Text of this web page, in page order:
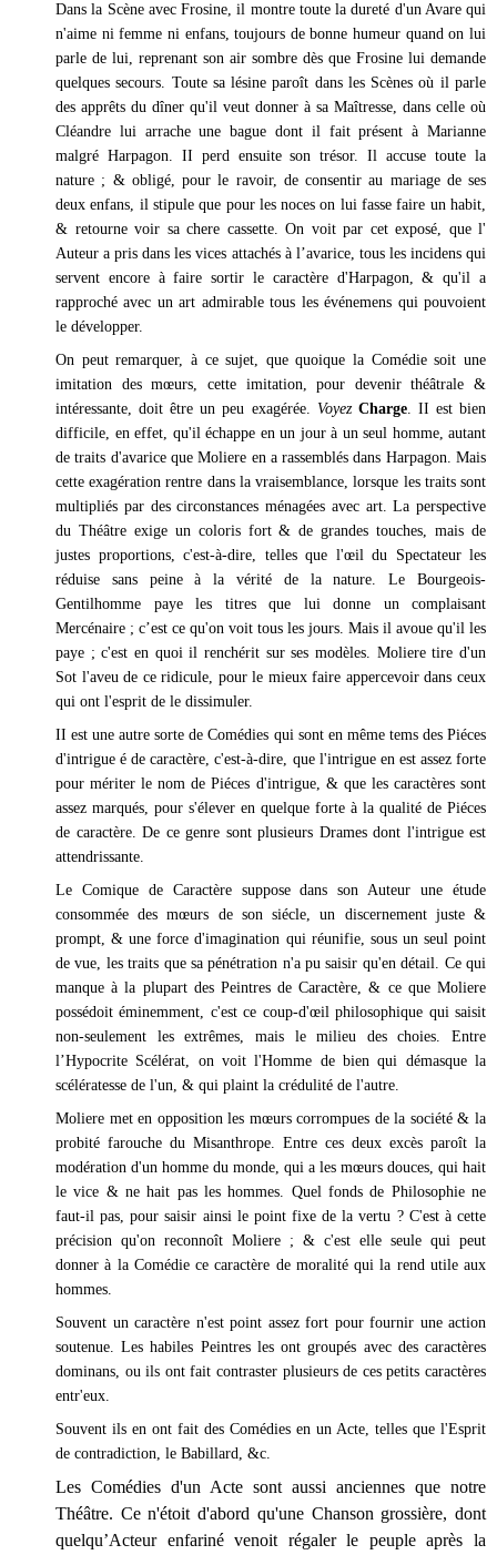
Dans la Scène avec Frosine, il montre toute la dureté d'un Avare qui
n'aime ni femme ni enfans, toujours de bonne humeur quand on lui
parle de lui, reprenant son air sombre dès que Frosine lui demande
quelques secours. Toute sa lésine paroît dans les Scènes où il parle
des apprêts du dîner qu'il veut donner à sa Maîtresse, dans celle où
Cléandre lui arrache une bague dont il fait présent à Marianne
malgré Harpagon. II perd ensuite son trésor. Il accuse toute la
nature ; & obligé, pour le ravoir, de consentir au mariage de ses
deux enfans, il stipule que pour les noces on lui fasse faire un habit,
& retourne voir sa chere cassette. On voit par cet exposé, que l'
Auteur a pris dans les vices attachés à l’avarice, tous les incidens qui
servent encore à faire sortir le caractère d'Harpagon, & qu'il a
rapproché avec un art admirable tous les événemens qui pouvoient
le développer.
On peut remarquer, à ce sujet, que quoique la Comédie soit une
imitation des mœurs, cette imitation, pour devenir théâtrale &
intéressante, doit être un peu exagérée. Voyez Charge. II est bien
difficile, en effet, qu'il échappe en un jour à un seul homme, autant
de traits d'avarice que Moliere en a rassemblés dans Harpagon. Mais
cette exagération rentre dans la vraisemblance, lorsque les traits sont
multipliés par des circonstances ménagées avec art. La perspective
du Théâtre exige un coloris fort & de grandes touches, mais de
justes proportions, c'est-à-dire, telles que l'œil du Spectateur les
réduise sans peine à la vérité de la nature. Le Bourgeois-
Gentilhomme paye les titres que lui donne un complaisant
Mercénaire ; c’est ce qu'on voit tous les jours. Mais il avoue qu'il les
paye ; c'est en quoi il renchérit sur ses modèles. Moliere tire d'un
Sot l'aveu de ce ridicule, pour le mieux faire appercevoir dans ceux
qui ont l'esprit de le dissimuler.
II est une autre sorte de Comédies qui sont en même tems des Piéces
d'intrigue é de caractère, c'est-à-dire, que l'intrigue en est assez forte
pour mériter le nom de Piéces d'intrigue, & que les caractères sont
assez marqués, pour s'élever en quelque forte à la qualité de Piéces
de caractère. De ce genre sont plusieurs Drames dont l'intrigue est
attendrissante.
Le Comique de Caractère suppose dans son Auteur une étude
consommée des mœurs de son siécle, un discernement juste &
prompt, & une force d'imagination qui réunifie, sous un seul point
de vue, les traits que sa pénétration n'a pu saisir qu'en détail. Ce qui
manque à la plupart des Peintres de Caractère, & ce que Moliere
possédoit éminemment, c'est ce coup-d'œil philosophique qui saisit
non-seulement les extrêmes, mais le milieu des choies. Entre
l’Hypocrite Scélérat, on voit l'Homme de bien qui démasque la
scélératesse de l'un, & qui plaint la crédulité de l'autre.
Moliere met en opposition les mœurs corrompues de la société & la
probité farouche du Misanthrope. Entre ces deux excès paroît la
modération d'un homme du monde, qui a les mœurs douces, qui hait
le vice & ne hait pas les hommes. Quel fonds de Philosophie ne
faut-il pas, pour saisir ainsi le point fixe de la vertu ? C'est à cette
précision qu'on reconnoît Moliere ; & c'est elle seule qui peut
donner à la Comédie ce caractère de moralité qui la rend utile aux
hommes.
Souvent un caractère n'est point assez fort pour fournir une action
soutenue. Les habiles Peintres les ont groupés avec des caractères
dominans, ou ils ont fait contraster plusieurs de ces petits caractères
entr'eux.
Souvent ils en ont fait des Comédies en un Acte, telles que l'Esprit
de contradiction, le Babillard, &c.
Les Comédies d'un Acte sont aussi anciennes que notre
Théâtre. Ce n'étoit d'abord qu'une Chanson grossière, dont
quelqu’Acteur enfariné venoit régaler le peuple après la